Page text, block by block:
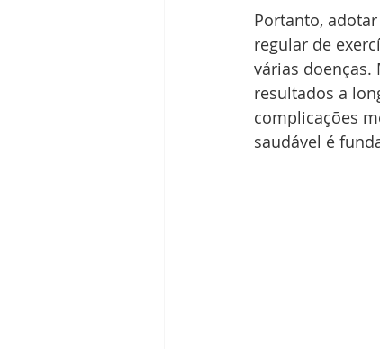
Portanto,
regular de
várias doenças.
resultados a
complicações
saudável é